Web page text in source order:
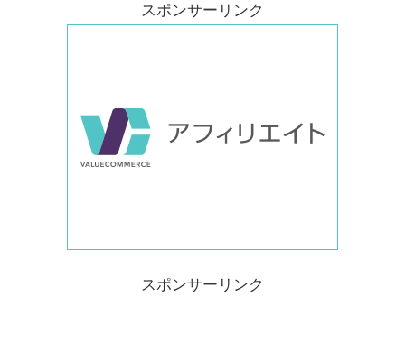
スポンサーリンク
スポンサーリンク